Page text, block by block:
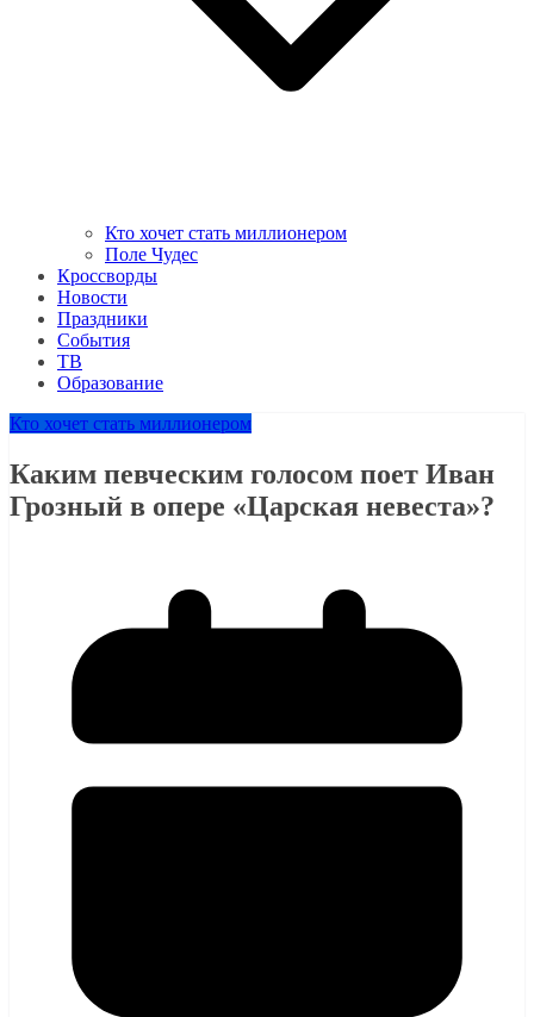
Кто хочет стать миллионером
Поле Чудес
Кроссворды
Новости
Праздники
События
ТВ
Образование
Кто хочет стать миллионером
Каким певческим голосом поет Иван
Грозный в опере «Царская невеста»?